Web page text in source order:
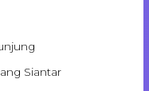
Siantar